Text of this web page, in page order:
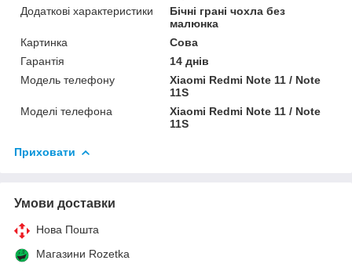
Додаткові характеристики
Бічні грані чохла без
малюнка
Картинка
Сова
Гарантія
14 днів
Модель телефону
Xiaomi Redmi Note 11 / Note
11S
Моделі телефона
Xiaomi Redmi Note 11 / Note
11S
Приховати
Умови доставки
Нова Пошта
Магазини Rozetka